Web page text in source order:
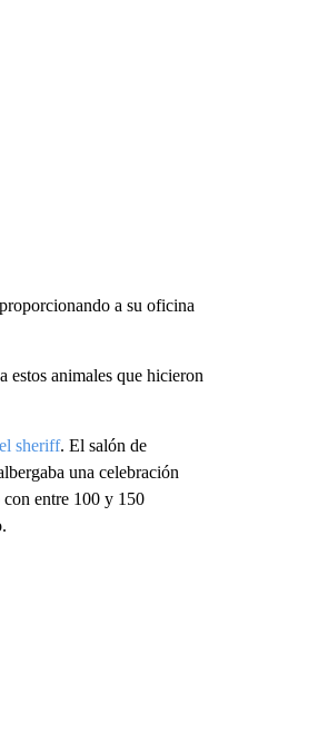
a su oficina
estos animales que hicieron
sheriff. El salón de
una celebración
con entre 100 y 150